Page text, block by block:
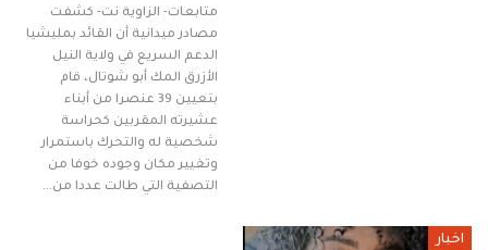
متابعات- الزاوية نت- كشفت
مصادر ميدانية أن القائد بمليشيا
الدعم السريع في ولاية النيل
الأزرق المك أبو شوتال، قام
بتعيين 39 عنصرا من أبناء
عشيرته المقربين كحراسة
شخصية له والتحرك باستمرار
وتغيير مكان وجوده خوفا من
التصفية التي طالت عددا من…
اخبار